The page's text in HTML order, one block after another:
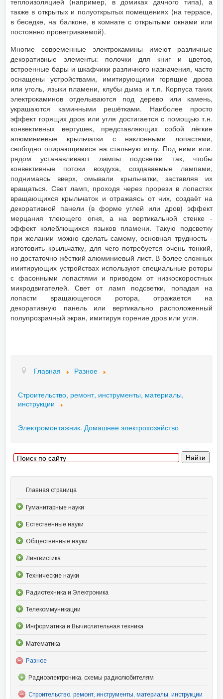
также в открытых и полуоткрытых помещениях (на террасе,
в беседке, на балконе, в комнате с открытыми окнами или
постоянно проветриваемой).
Многие современные электрокамины имеют различные
декоративные элементы: полочки для книг и цветов,
встроенные бары и шкафчики различного назначения, часто
оснащены устройствами, имитирующими горящие дрова
или уголь, языки пламени, клубы дыма и т.п. Корпуса таких
электрокаминов отделываются под дерево или камень,
украшаются каминными решётками. Наиболее просто
эффект горящих дров или угля достигается с помощью т.н.
конвективных вертушек, представляющих собой лёгкие
алюминиевые крыльчатки с наклонными лопастями,
свободно опирающимися на стальную иглу. Под ними или.
рядом устанавливают лампы подсветки так, чтобы
конвективные потоки воздуха, создаваемые лампами,
поднимаясь вверх, омывали крыльчатки, заставляя их
вращаться. Свет ламп, проходя через прорези в лопастях
вращающихся крыльчаток и отражаясь от них, создаёт на
декоративной панели (в форме углей или дров) эффект
мерцания тлеющего огня, а на вертикальной стенке -
эффект колеблющихся языков пламени. Такую подсветку
при желании можно сделать самому, основная трудность -
изготовить крыльчатку, для чего потребуется очень тонкий,
но достаточно жёсткий алюминиевый лист. В более сложных
имитирующих устройствах используют специальные роторы
с фасонными лопастями и приводом от низкоскоростных
микродвигателей. Свет от ламп подсветки, попадая на
лопасти вращающегося ротора, отражается на
декоративную панель или вертикально расположенный
полупрозрачный экран, имитируя горение дров или угля.
Главная Разное
Строительство, ремонт, инструменты, материалы,
инструкции
Электромонтажник. Домашнее электрохозяйство
Главная страница
Гуманитарные науки
Естественные науки
Общественные науки
Лингвистика
Технические науки
Радиотехника и Электроника
Телекоммуникации
Информатика и Вычислительная техника
Математика
Разное
Радиоэлектроника, схемы радиолюбителям
Строительство, ремонт, инструменты, материалы, инструкции